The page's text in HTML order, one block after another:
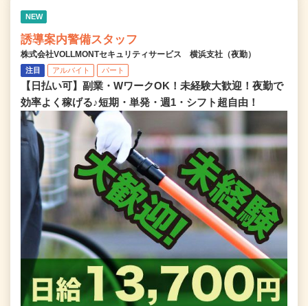
NEW
誘導案内警備スタッフ
株式会社VOLLMONTセキュリティサービス 横浜支社（夜勤）
注目 アルバイト パート
【日払い可】副業・WワークOK！未経験大歓迎！夜勤で
効率よく稼げる♪短期・単発・週1・シフト超自由！